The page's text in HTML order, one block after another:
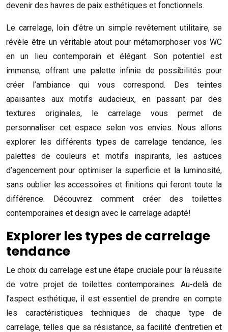
devenir des havres de paix esthétiques et fonctionnels.
Le carrelage, loin d’être un simple revêtement utilitaire, se
révèle être un véritable atout pour métamorphoser vos WC
en un lieu contemporain et élégant. Son potentiel est
immense, offrant une palette infinie de possibilités pour
créer l’ambiance qui vous correspond. Des teintes
apaisantes aux motifs audacieux, en passant par des
textures originales, le carrelage vous permet de
personnaliser cet espace selon vos envies. Nous allons
explorer les différents types de carrelage tendance, les
palettes de couleurs et motifs inspirants, les astuces
d’agencement pour optimiser la superficie et la luminosité,
sans oublier les accessoires et finitions qui feront toute la
différence. Découvrez comment créer des toilettes
contemporaines et design avec le carrelage adapté!
Explorer les types de carrelage
tendance
Le choix du carrelage est une étape cruciale pour la réussite
de votre projet de toilettes contemporaines. Au-delà de
l’aspect esthétique, il est essentiel de prendre en compte
les caractéristiques techniques de chaque type de
carrelage, telles que sa résistance, sa facilité d’entretien et